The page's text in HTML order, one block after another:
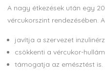
A nagy étkezések után egy
vércukorszint rendezésében.
javítja a szervezet
csökkenti a vércukor-
támogatja az emésztést is.